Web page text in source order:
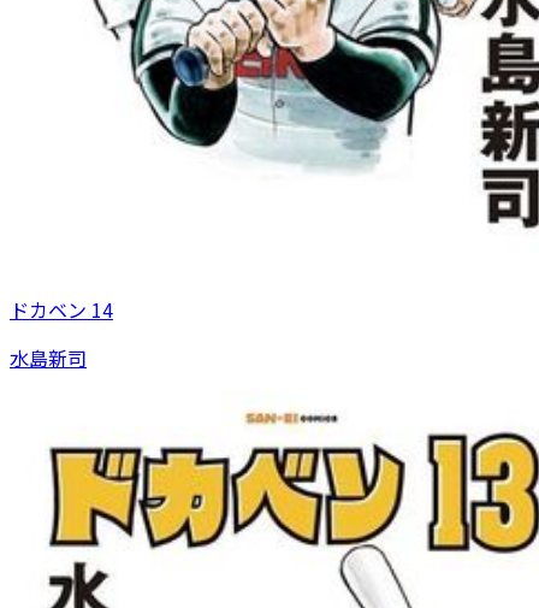
ドカベン 14
水島新司